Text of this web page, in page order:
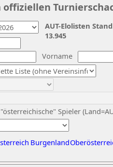
Vorname
Spieler
Burgenland
AUT-Elolisten
13.945